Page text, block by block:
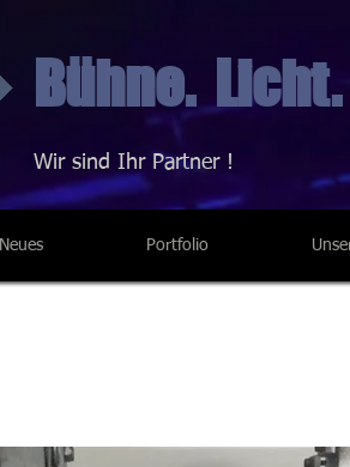
Neues Portfolio
Bühne.
Wir sind Ihr Partner !